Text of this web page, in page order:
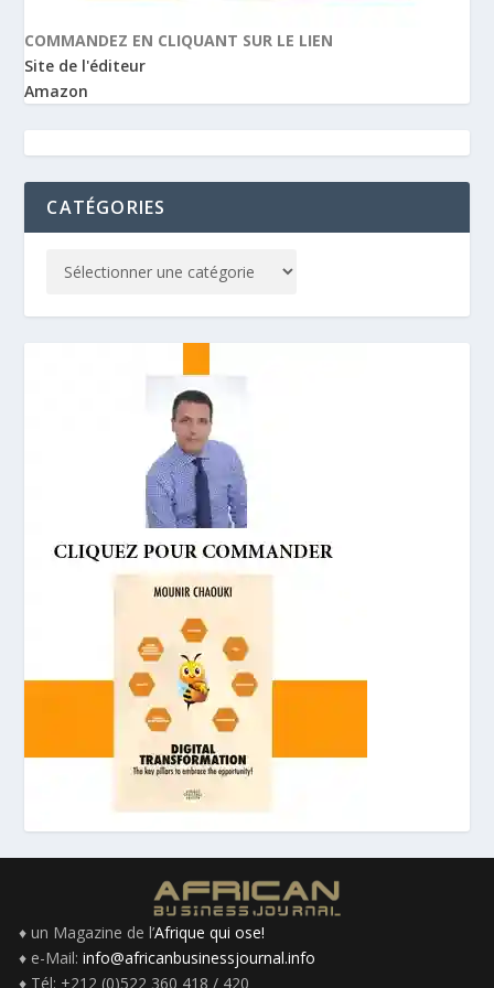
COMMANDEZ EN CLIQUANT SUR LE LIEN
Site de l'éditeur
Amazon
CATÉGORIES
♦ un Magazine de l’Afrique qui ose!
♦ e-Mail: info@africanbusinessjournal.info
♦ Tél: +212 (0)522 360 418 / 420